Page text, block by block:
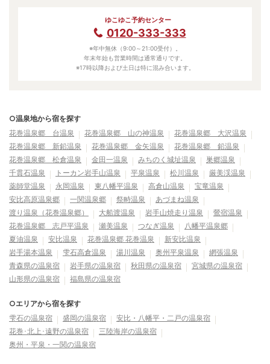
ゆこゆこ予約センター
0120-333-333
※年中無休（9:00～21:00受付）。
年末年始も営業時間は通常通りです。
※17時以降および土日は特に混み合います。
○温泉地から宿を探す
花巻温泉郷 台温泉
花巻温泉郷 山の神温泉
花巻温泉郷 大沢温泉
花巻温泉郷 新鉛温泉
花巻温泉郷 金矢温泉
花巻温泉郷 鉛温泉
花巻温泉郷 松倉温泉
金田一温泉 みちのく城址温泉
巣郷温泉
千貫石温泉
トーカン岩手山温泉 平泉温泉 松川温泉
厳美渓温泉
薬師堂温泉
永岡温泉 東八幡平温泉 高倉山温泉
宝竜温泉
安比高原温泉郷
一関温泉郷 祭畤温泉
あづまね温泉
渡り温泉（花巻温泉郷）
大船渡温泉 岩手山焼走り温泉
鶯宿温泉
花巻温泉郷 志戸平温泉
瀬美温泉 つなぎ温泉
八幡平温泉郷
夏油温泉
安比温泉 花巻温泉郷 花巻温泉
新安比温泉
岩手湯本温泉
雫石高倉温泉 湯川温泉 奥州平泉温泉
網張温泉
青森県の温泉宿
岩手県の温泉宿 秋田県の温泉宿
宮城県の温泉宿
山形県の温泉宿
福島県の温泉宿
○エリアから宿を探す
雫石の温泉宿
盛岡の温泉宿
安比・八幡平・二戸の温泉宿
花巻･北上･遠野の温泉宿
三陸海岸の温泉宿
奥州・平泉・一関の温泉宿